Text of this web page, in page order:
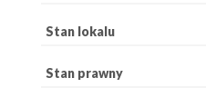
Stan lokalu
Stan prawny